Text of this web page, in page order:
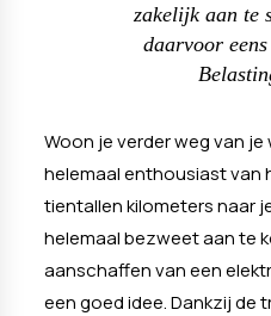
zakelijk aan te
daarvoor
Woon je verder weg van
helemaal enthousiast van
tientallen kilometers naar
helemaal bezweet aan te
aanschaffen van een
een goed idee. Dankzij